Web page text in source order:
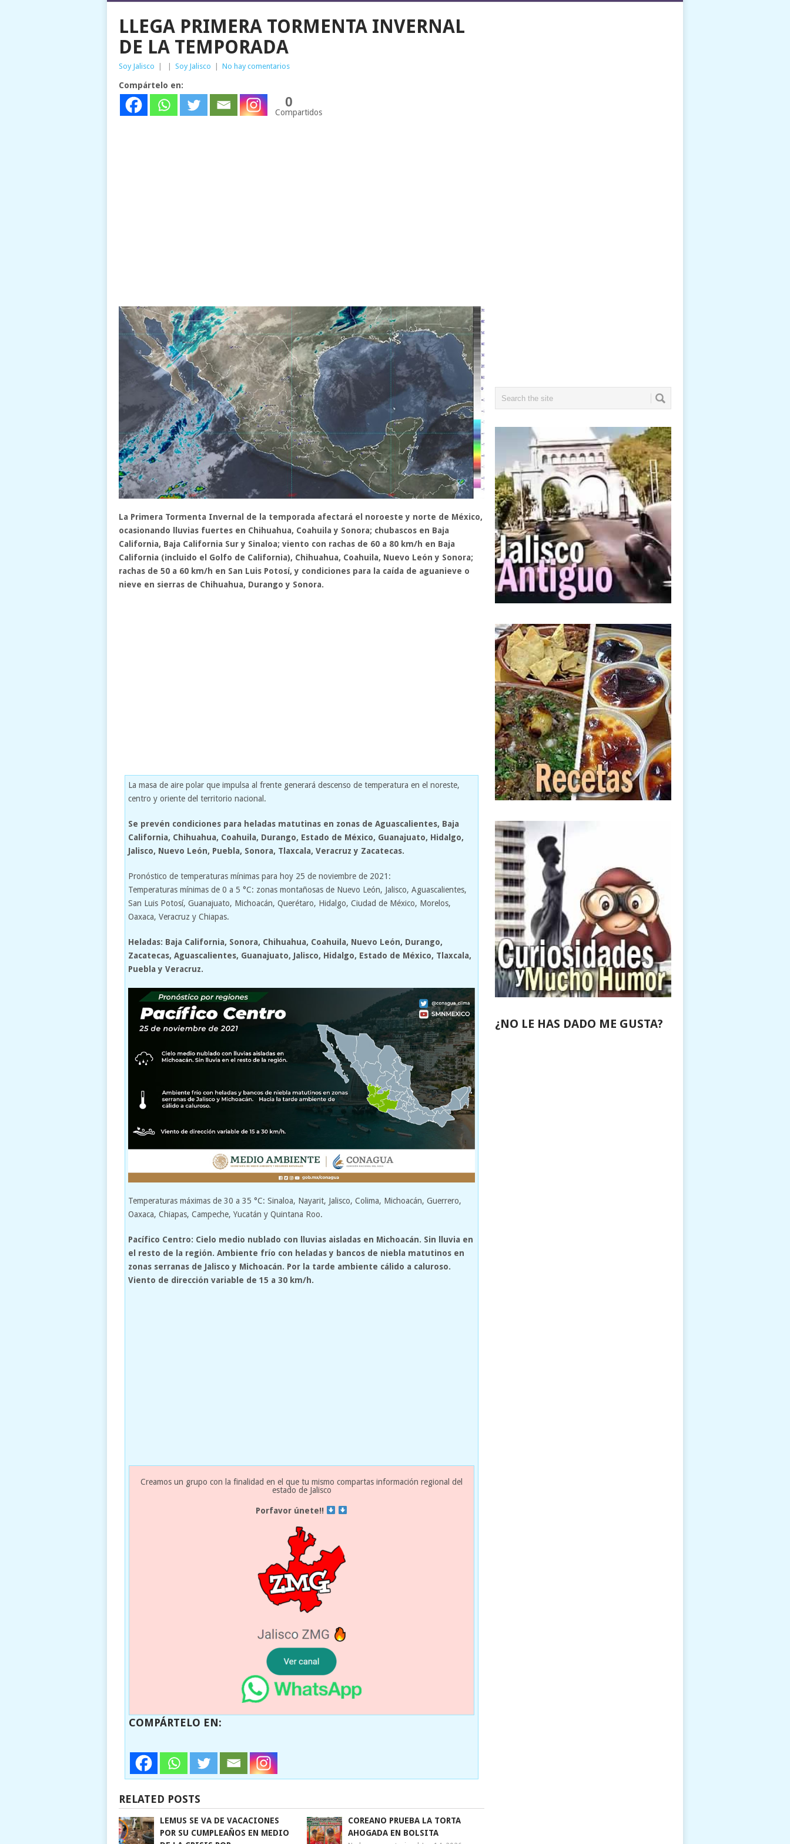
LLEGA PRIMERA TORMENTA INVERNAL
DE LA TEMPORADA
Soy Jalisco Soy Jalisco No hay comentarios
Compártelo en:
0
Compartidos
La Primera Tormenta Invernal de la temporada afectará el noroeste y norte de México,
ocasionando lluvias fuertes en Chihuahua, Coahuila y Sonora; chubascos en Baja
California, Baja California Sur y Sinaloa; viento con rachas de 60 a 80 km/h en Baja
California (incluido el Golfo de California), Chihuahua, Coahuila, Nuevo León y Sonora;
rachas de 50 a 60 km/h en San Luis Potosí, y condiciones para la caída de aguanieve o
nieve en sierras de Chihuahua, Durango y Sonora.
La masa de aire polar que impulsa al frente generará descenso de temperatura en el noreste,
centro y oriente del territorio nacional.
Se prevén condiciones para heladas matutinas en zonas de Aguascalientes, Baja
California, Chihuahua, Coahuila, Durango, Estado de México, Guanajuato, Hidalgo,
Jalisco, Nuevo León, Puebla, Sonora, Tlaxcala, Veracruz y Zacatecas.
Pronóstico de temperaturas mínimas para hoy 25 de noviembre de 2021:
Temperaturas mínimas de 0 a 5 °C: zonas montañosas de Nuevo León, Jalisco, Aguascalientes,
San Luis Potosí, Guanajuato, Michoacán, Querétaro, Hidalgo, Ciudad de México, Morelos,
Oaxaca, Veracruz y Chiapas.
Heladas: Baja California, Sonora, Chihuahua, Coahuila, Nuevo León, Durango,
Zacatecas, Aguascalientes, Guanajuato, Jalisco, Hidalgo, Estado de México, Tlaxcala,
Puebla y Veracruz.
Temperaturas máximas de 30 a 35 °C: Sinaloa, Nayarit, Jalisco, Colima, Michoacán, Guerrero,
Oaxaca, Chiapas, Campeche, Yucatán y Quintana Roo.
Pacífico Centro: Cielo medio nublado con lluvias aisladas en Michoacán. Sin lluvia en
el resto de la región. Ambiente frío con heladas y bancos de niebla matutinos en
zonas serranas de Jalisco y Michoacán. Por la tarde ambiente cálido a caluroso.
Viento de dirección variable de 15 a 30 km/h.
Creamos un grupo con la finalidad en el que tu mismo compartas información regional del
estado de Jalisco
Porfavor únete!!
COMPÁRTELO EN:
RELATED POSTS
LEMUS SE VA DE VACACIONES
POR SU CUMPLEAÑOS EN MEDIO
COREANO PRUEBA LA TORTA
AHOGADA EN BOLSITA
¿NO LE HAS DADO ME GUSTA?